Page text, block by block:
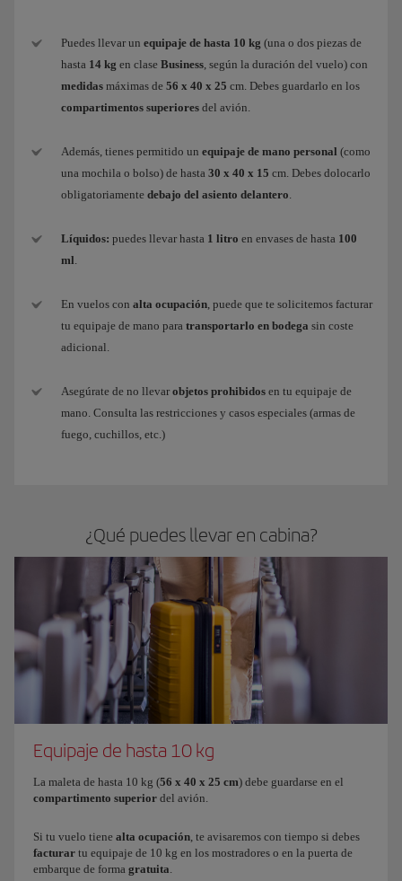
Puedes llevar un equipaje de hasta 10 kg (una o dos piezas de
hasta 14 kg en clase Business , según la duración del vuelo) con
medidas máximas de 56 x 40 x 25 cm. Debes guardarlo en los
compartimentos superiores del avión.
Además, tienes permitido un equipaje de mano personal (como
una mochila o bolso) de hasta 30 x 40 x 15 cm. Debes dolocarlo
obligatoriamente debajo del asiento delantero
Líquidos: puedes llevar hasta 1 litro en envases de hasta 100
ml
En vuelos con alta ocupación , puede que te solicitemos facturar
tu equipaje de mano para transportarlo en bodega sin coste
adicional.
Asegúrate de no llevar objetos prohibidos en tu equipaje de
mano. Consulta las restricciones y casos especiales (armas de
fuego, cuchillos, etc.)
¿Qué puedes llevar en cabina?
Equipaje de hasta 10 kg
La maleta de hasta 10 kg (56 x 40 x 25 cm) debe guardarse en el
compartimento superior del avión.
Si tu vuelo tiene alta ocupación , te avisaremos con tiempo si debes
facturar tu equipaje de 10 kg en los mostradores o en la puerta de
embarque de forma gratuita